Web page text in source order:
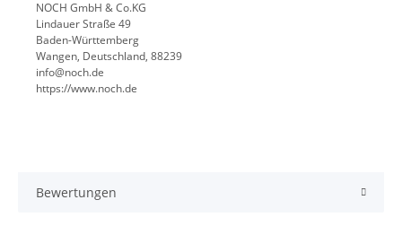
NOCH GmbH & Co.KG
Lindauer Straße 49
Baden-Württemberg
Wangen, Deutschland, 88239
info@noch.de
https://www.noch.de
Bewertungen